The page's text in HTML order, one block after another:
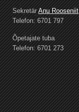
SekretärAnu Rooseniit
Telefon: 6701 797
Õpetajate tuba
Telefon: 6701 273